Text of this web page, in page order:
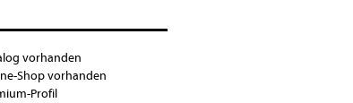
vorhanden
Shop vorhanden
Profil